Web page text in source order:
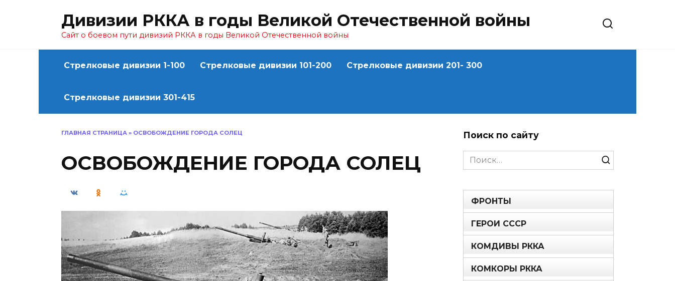
Дивизии РККА в годы Великой Отечественной войны
Сайт о боевом пути дивизий РККА в годы Великой Отечественной войны
Стрелковые дивизии 1-100 Стрелковые дивизии 101-200 Стрелковые дивизии 201- 300
Стрелковые дивизии 301-415
ГЛАВНАЯ СТРАНИЦА » ОСВОБОЖДЕНИЕ ГОРОДА СОЛЕЦ
ОСВОБОЖДЕНИЕ ГОРОДА СОЛЕЦ
Поиск по сайту
Search
for:
ФРОНТЫ
ГЕРОИ СССР
КОМДИВЫ РККА
КОМКОРЫ РККА